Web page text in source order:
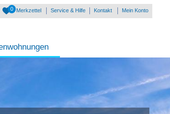
0 Merkzettel Service & Hilfe Kontakt Mein Konto